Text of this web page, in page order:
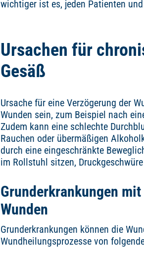
wichtiger ist es, jeden Patienten
Ursachen für
Gesäß
Ursache für eine Verzögerung der
Wunden sein, zum Beispiel nach
Zudem kann eine schlechte
Rauchen oder übermäßigen
durch eine eingeschränkte
im Rollstuhl sitzen,
Grunderkrankungen
Wunden
Grunderkrankungen können die
Wundheilungsprozesse von